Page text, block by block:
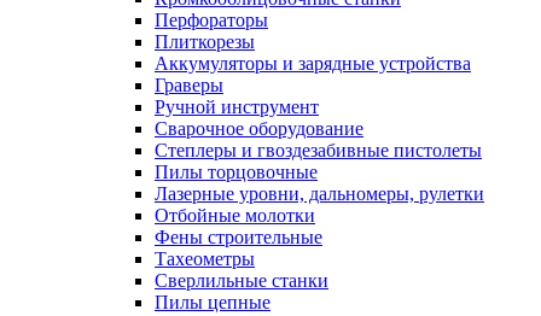
Перфораторы
Плиткорезы
Аккумуляторы и зарядные устройства
Граверы
Ручной инструмент
Сварочное оборудование
Степлеры и гвоздезабивные пистолеты
Пилы торцовочные
Лазерные уровни, дальномеры, рулетки
Отбойные молотки
Фены строительные
Тахеометры
Сверлильные станки
Пилы цепные